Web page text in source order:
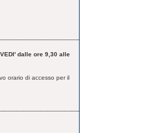
dalle ore 9,30 alle
orario di accesso per il